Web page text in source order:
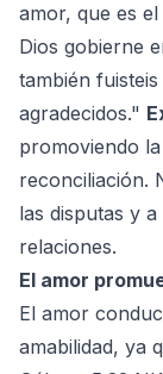
amor, que es
Dios gobierne
también
agradecidos."
promoviendo
reconciliación.
las disputas y
relaciones.
El amor
El amor
amabilidad, ya